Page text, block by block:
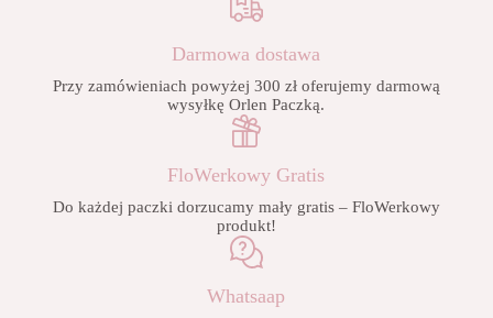
Darmowa dostawa
Przy zamówieniach powyżej 300 zł oferujemy darmową
wysyłkę Orlen Paczką.
FloWerkowy Gratis
Do każdej paczki dorzucamy mały gratis – FloWerkowy
produkt!
Whatsaap